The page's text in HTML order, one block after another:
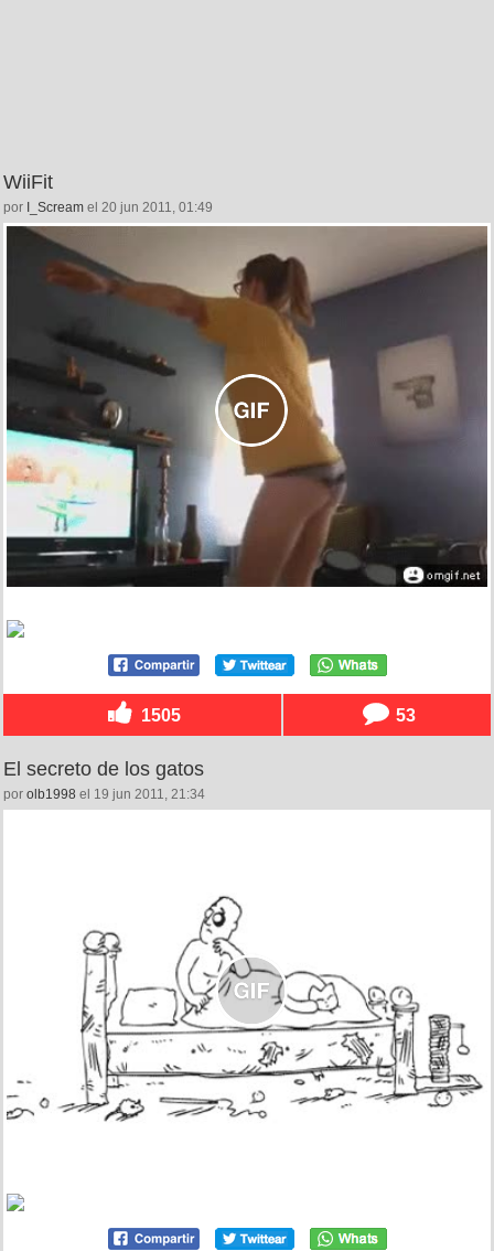
WiiFit
por I_Scream el 20 jun 2011, 01:49
1505 53
El secreto de los gatos
por olb1998 el 19 jun 2011, 21:34